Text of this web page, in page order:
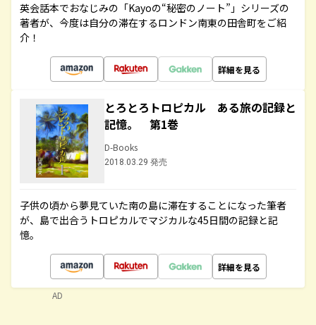
英会話本でおなじみの「Kayoの“秘密のノート”」シリーズの
著者が、今度は自分の滞在するロンドン南東の田舎町をご紹
介！
詳細を見る
とろとろトロピカル ある旅の記録と
記憶。 第1巻
D-Books
2018.03.29 発売
子供の頃から夢見ていた南の島に滞在することになった筆者
が、島で出合うトロピカルでマジカルな45日間の記録と記
憶。
詳細を見る
AD